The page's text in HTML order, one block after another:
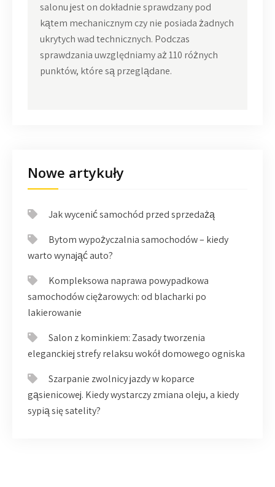
salonu jest on dokładnie sprawdzany pod
kątem mechanicznym czy nie posiada żadnych
ukrytych wad technicznych. Podczas
sprawdzania uwzględniamy aż 110 różnych
punktów, które są przeglądane.
Nowe artykuły
Jak wycenić samochód przed sprzedażą
Bytom wypożyczalnia samochodów – kiedy
warto wynająć auto?
Kompleksowa naprawa powypadkowa
samochodów ciężarowych: od blacharki po
lakierowanie
Salon z kominkiem: Zasady tworzenia
eleganckiej strefy relaksu wokół domowego ogniska
Szarpanie zwolnicy jazdy w koparce
gąsienicowej. Kiedy wystarczy zmiana oleju, a kiedy
sypią się satelity?